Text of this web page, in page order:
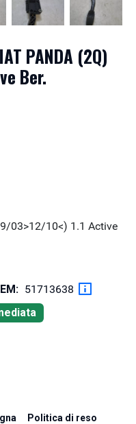
PANDA (2Q)
Ber.
03>12/10<) 1.1 Active
51713638
Politica di reso